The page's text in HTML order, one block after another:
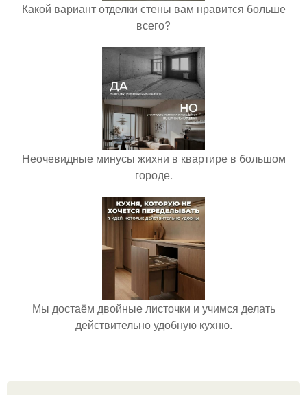
Какой вариант отделки стены вам нравится больше
всего?
Неочевидные минусы жихни в квартире в большом
городе.
Мы достаём двойные листочки и учимся делать
действительно удобную кухню.